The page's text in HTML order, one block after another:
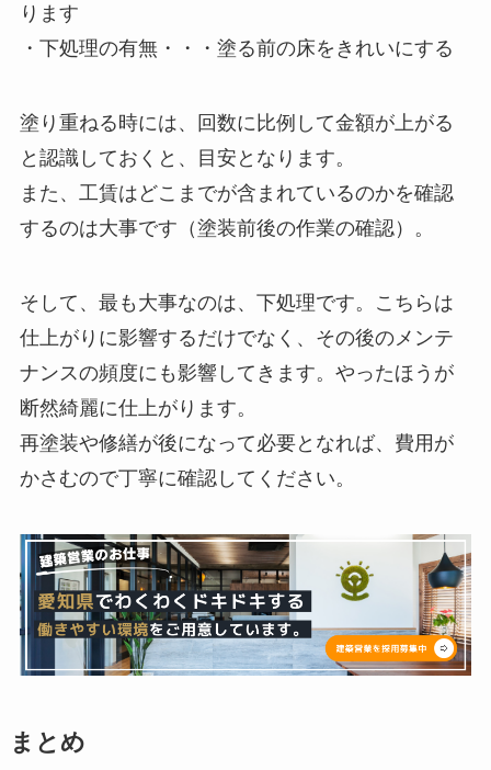
ります
・下処理の有無・・・塗る前の床をきれいにする
塗り重ねる時には、回数に比例して金額が上がる
と認識しておくと、目安となります。
また、工賃はどこまでが含まれているのかを確認
するのは大事です（塗装前後の作業の確認）。
そして、最も大事なのは、下処理です。こちらは
仕上がりに影響するだけでなく、その後のメンテ
ナンスの頻度にも影響してきます。やったほうが
断然綺麗に仕上がります。
再塗装や修繕が後になって必要となれば、費用が
かさむので丁寧に確認してください。
まとめ